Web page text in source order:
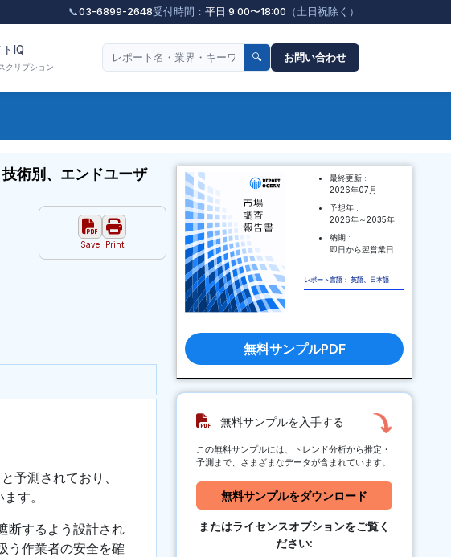
📞03-6899-2648受付時間： 平日 9:00〜18:00 （土日祝除く）
IQ
クリプション
🔍 お問い合わせ
術別、エンドユーザ
Save Print
予測されており、
す。
断するよう設計され
う作業者の安全を確
最終更新 :
2026年07月
予想年 :
2026年～2035年
納期 :
即日から翌営業日
レポート言語： 英語、日本語
無料サンプルPDF
無料サンプルを入手する
この無料サンプルには、トレンド分析から推定・
予測まで、さまざまなデータが含まれています。
無料サンプルをダウンロード
またはライセンスオプションをご覧く
ださい: